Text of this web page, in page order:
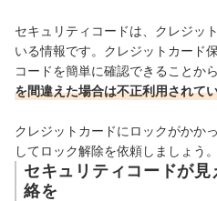
セキュリティコードは、クレジッ
いる情報です。クレジットカード
コードを簡単に確認できることから
を間違えた場合は不正利用されて
クレジットカードにロックがかか
してロック解除を依頼しましょう。
セキュリティコードが
絡を